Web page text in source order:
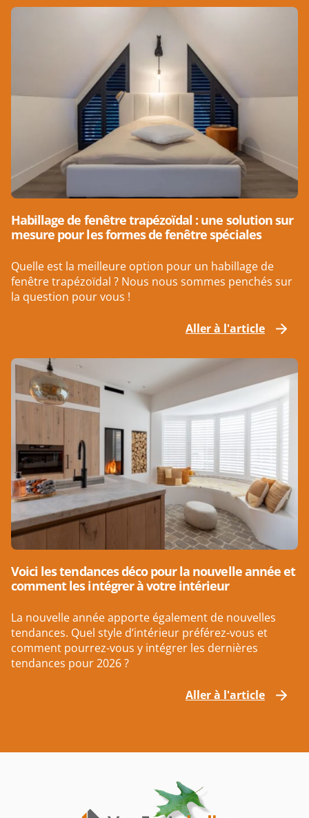
Habillage de fenêtre trapézoïdal : une solution sur
mesure pour les formes de fenêtre spéciales
Quelle est la meilleure option pour un habillage de
fenêtre trapézoïdal ? Nous nous sommes penchés sur
la question pour vous !
Aller à l'article
Voici les tendances déco pour la nouvelle année et
comment les intégrer à votre intérieur
La nouvelle année apporte également de nouvelles
tendances. Quel style d’intérieur préférez-vous et
comment pourrez-vous y intégrer les dernières
tendances pour 2026 ?
Aller à l'article